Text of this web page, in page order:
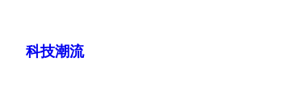
科技潮流